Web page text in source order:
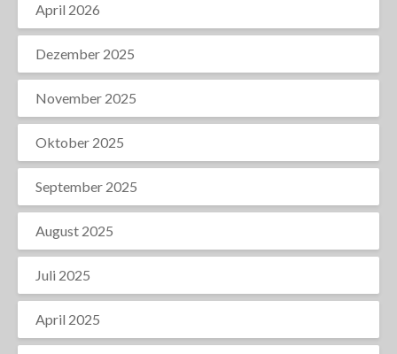
April 2026
Dezember 2025
November 2025
Oktober 2025
September 2025
August 2025
Juli 2025
April 2025